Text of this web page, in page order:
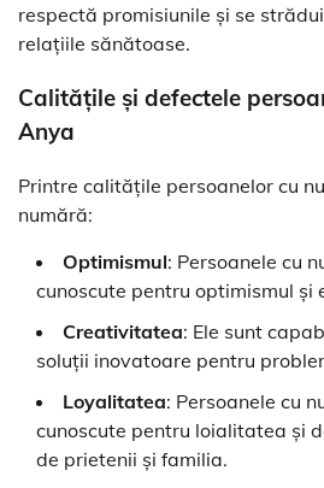
respectă promisiunile și se
relațiile sănătoase.
Calitățile și defectele
Anya
Printre calitățile persoanelor cu
numără:
Optimismul: Persoanele cu
cunoscute pentru optimismul și
Creativitatea: Ele sunt
soluții inovatoare pentru
Loyalitatea: Persoanele cu
cunoscute pentru loialitatea și
de prietenii și familia.